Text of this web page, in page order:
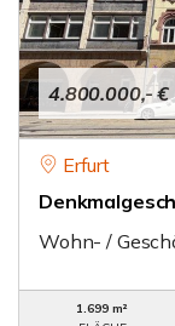
4.800.000,- €
Erfurt
Wohn- /
1.699 m²